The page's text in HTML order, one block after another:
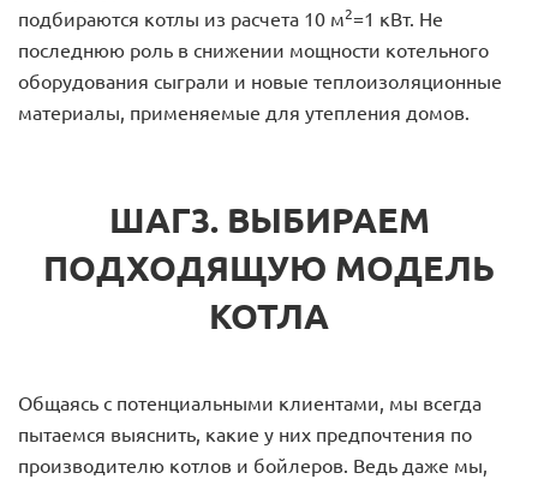
подбираются котлы из расчета 10 м2=1 кВт. Не
последнюю роль в снижении мощности котельного
оборудования сыграли и новые теплоизоляционные
материалы, применяемые для утепления домов.
ШАГ3. ВЫБИРАЕМ
ПОДХОДЯЩУЮ МОДЕЛЬ
КОТЛА
Общаясь с потенциальными клиентами, мы всегда
пытаемся выяснить, какие у них предпочтения по
производителю котлов и бойлеров. Ведь даже мы,